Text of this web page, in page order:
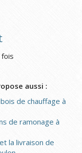
aussi :
de chauffage à
de ramonage à
la livraison de